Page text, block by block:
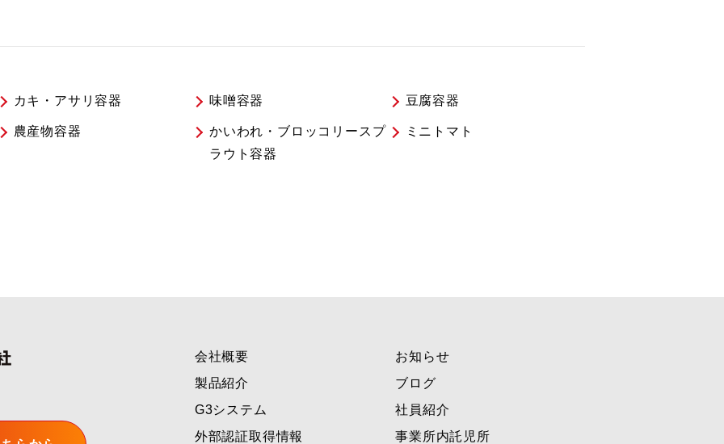
カキ・アサリ容器 味噌容器 豆腐容器
農産物容器
かいわれ・ブロッコリースプ
ラウト容器
ミニトマト
会社概要
製品紹介
G3システム
外部認証取得情報
お知らせ
ブログ
社員紹介
事業所内託児所